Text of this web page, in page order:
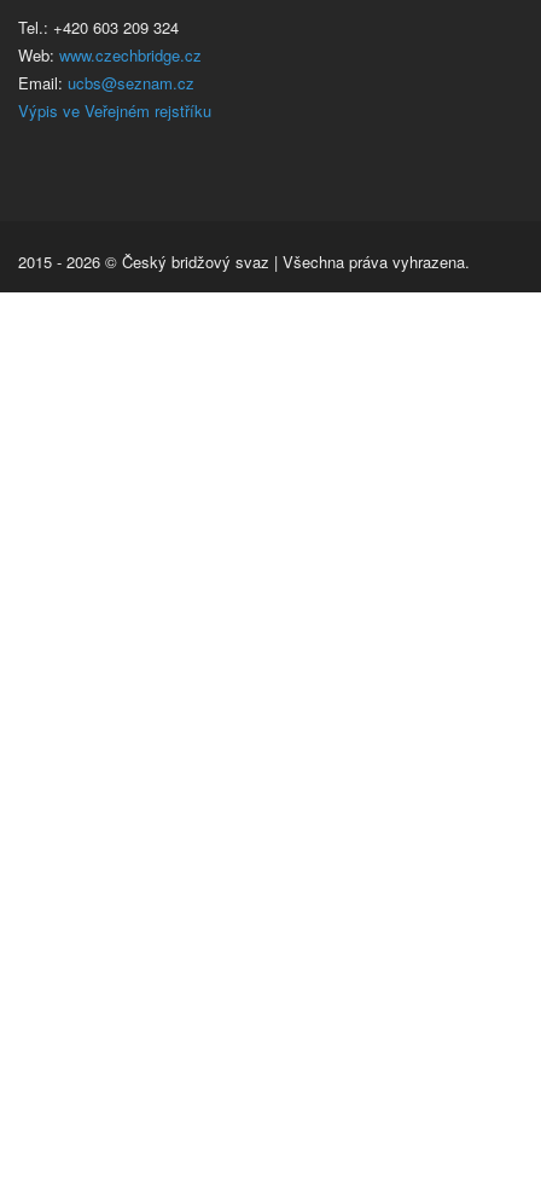
Tel.: +420 603 209 324
Web: www.czechbridge.cz
Email: ucbs@seznam.cz
Výpis ve Veřejném rejstříku
2015 - 2026 © Český bridžový svaz | Všechna práva vyhrazena.